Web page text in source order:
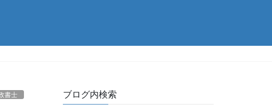
書士 ブログ内検索